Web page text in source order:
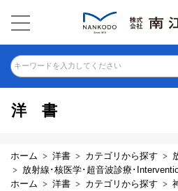
キーワードを入力してください
洋書
ホーム 洋書 カテゴリから探す
放射線･核医学･超音波診療･
ホーム
洋書 カテゴリから探す